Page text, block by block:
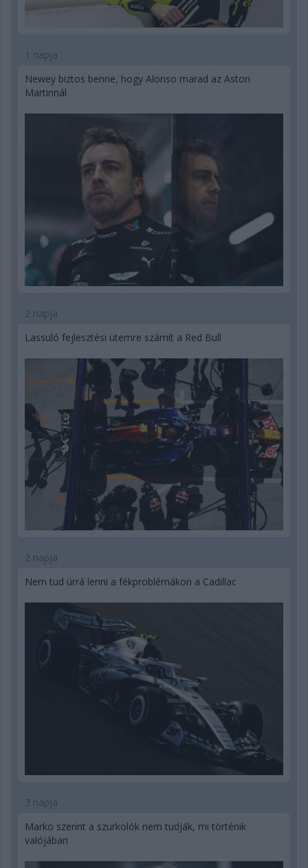
1 napja
Newey biztos benne, hogy Alonso marad az Aston
Martinnál
2 napja
Lassuló fejlesztési ütemre számít a Red Bull
2 napja
Nem tud úrrá lenni a fékproblémákon a Cadillac
3 napja
Marko szerint a szurkolók nem tudják, mi történik
valójában